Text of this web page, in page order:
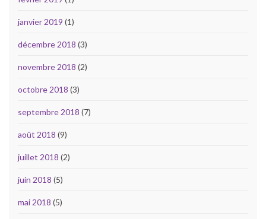
janvier 2019 (1)
décembre 2018 (3)
novembre 2018 (2)
octobre 2018 (3)
septembre 2018 (7)
août 2018 (9)
juillet 2018 (2)
juin 2018 (5)
mai 2018 (5)